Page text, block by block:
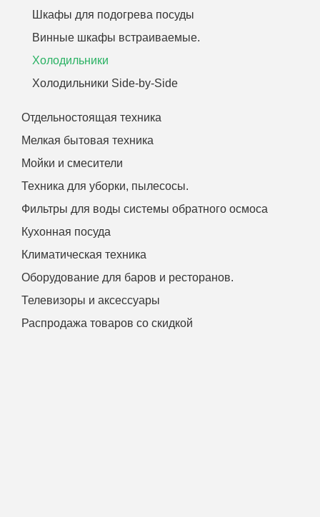
Шкафы для подогрева посуды
Винные шкафы встраиваемые.
Холодильники
Холодильники Side-by-Side
Отдельностоящая техника
Мелкая бытовая техника
Мойки и смесители
Техника для уборки, пылесосы.
Фильтры для воды системы обратного осмоса
Кухонная посуда
Климатическая техника
Оборудование для баров и ресторанов.
Телевизоры и аксессуары
Распродажа товаров со скидкой